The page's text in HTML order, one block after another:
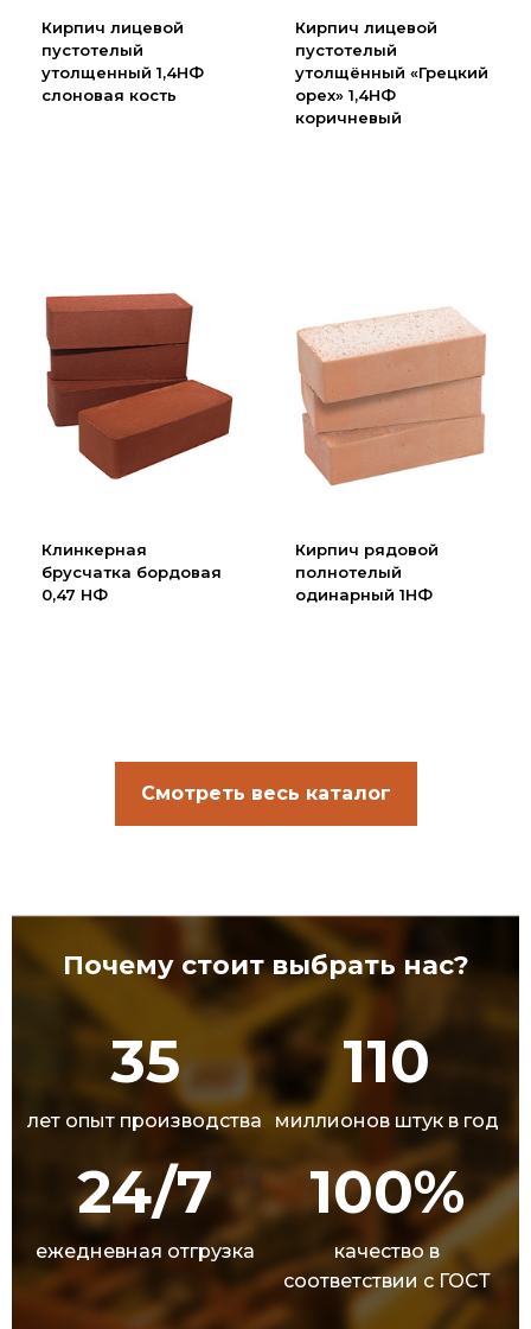
Личный кабинет
Корзина
Кирпич лицевой
пустотелый
утолщенный 1,4НФ
слоновая кость
Кирпич лицевой
пустотелый
утолщённый «Грецкий
орех» 1,4НФ
коричневый
Клинкерная
брусчатка бордовая
0,47 НФ
Кирпич рядовой
полнотелый
одинарный 1НФ
Смотреть весь каталог
Почему стоит выбрать нас?
35
лет опыт производства
110
миллионов штук в год
24/7
ежедневная отгрузка
100%
качество в
соответствии с ГОСТ